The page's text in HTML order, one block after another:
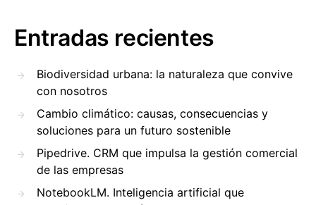
Entradas recientes
Biodiversidad urbana: la naturaleza que convive
con nosotros
Cambio climático: causas, consecuencias y
soluciones para un futuro sostenible
Pipedrive. CRM que impulsa la gestión comercial
de las empresas
NotebookLM. Inteligencia artificial que